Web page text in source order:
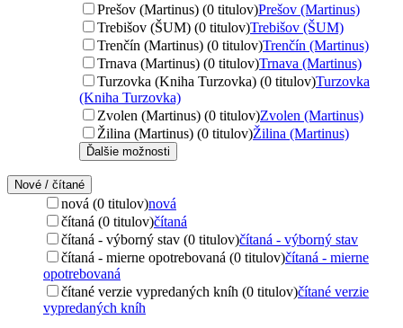
Prešov (Martinus) (0 titulov)Prešov (Martinus)
Trebišov (ŠUM) (0 titulov)Trebišov (ŠUM)
Trenčín (Martinus) (0 titulov)Trenčín (Martinus)
Trnava (Martinus) (0 titulov)Trnava (Martinus)
Turzovka (Kniha Turzovka) (0 titulov)Turzovka
(Kniha Turzovka)
Zvolen (Martinus) (0 titulov)Zvolen (Martinus)
Žilina (Martinus) (0 titulov)Žilina (Martinus)
Ďalšie možnosti
Nové / čítané
nová (0 titulov)nová
čítaná (0 titulov)čítaná
čítaná - výborný stav (0 titulov)čítaná - výborný stav
čítaná - mierne opotrebovaná (0 titulov)čítaná - mierne
opotrebovaná
čítané verzie vypredaných kníh (0 titulov)čítané verzie
vypredaných kníh